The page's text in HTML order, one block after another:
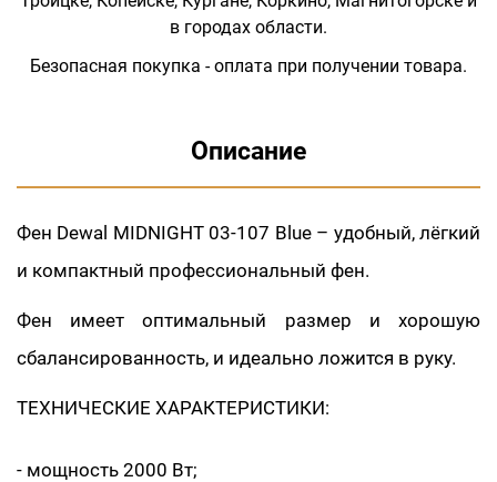
в городах области.
Безопасная покупка - оплата при получении товара.
Описание
Фен Dewal MIDNIGHT 03-107 Blue – удобный, лёгкий
и компактный профессиональный фен.
Фен имеет оптимальный размер и хорошую
сбалансированность, и идеально ложится в руку.
ТЕХНИЧЕСКИЕ ХАРАКТЕРИСТИКИ:
- мощность 2000 Вт;